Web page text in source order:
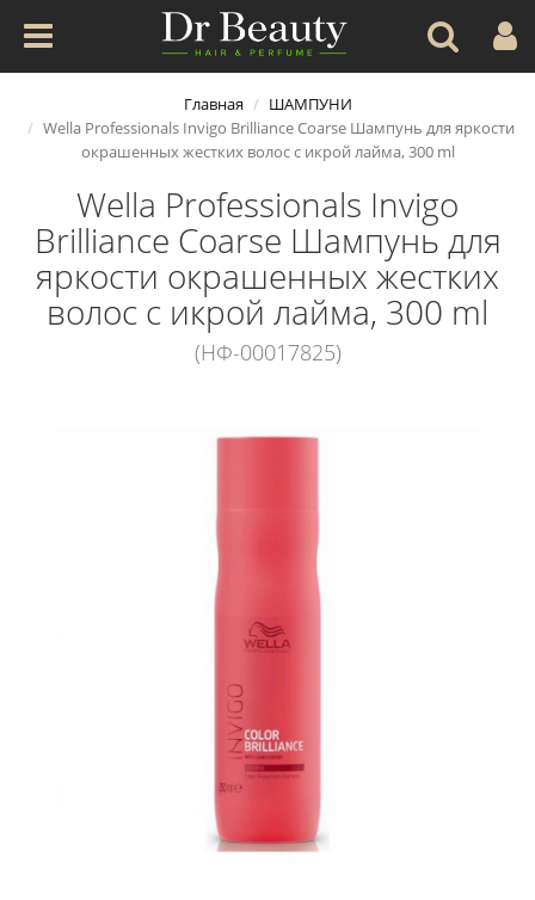
Главная
ШАМПУНИ
Wella Professionals Invigo Brilliance Coarse Шампунь для яркости
окрашенных жестких волос с икрой лайма, 300 ml
Wella Professionals Invigo
Brilliance Coarse Шампунь для
яркости окрашенных жестких
волос с икрой лайма, 300 ml
(НФ-00017825)